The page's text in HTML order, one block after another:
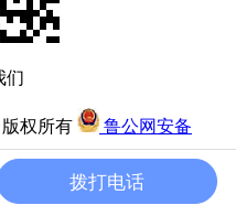
们
权所有
鲁公网安备
号
拨打电话